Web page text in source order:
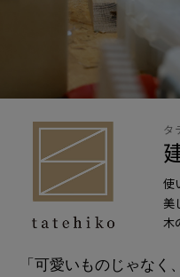
タ
使
美
木
「可愛いものじゃなく